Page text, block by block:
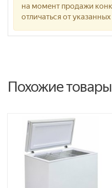
на момент продажи
отличаться от
Похожие товары